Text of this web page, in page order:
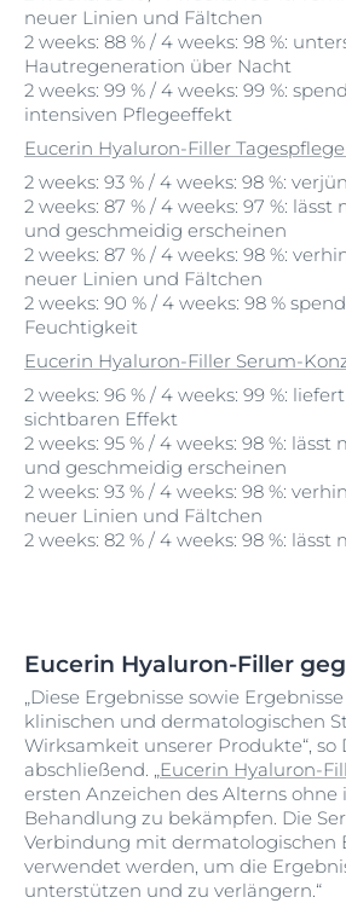
neuer Linien und Fältchen
2 weeks: 88 % / 4 weeks: 98 %:
Hautregeneration über Nacht
2 weeks: 99 % / 4 weeks: 99 %:
intensiven Pflegeeffekt
Eucerin Hyaluron-Filler Tagespflege
2 weeks: 93 % / 4 weeks: 98 %:
2 weeks: 87 % / 4 weeks: 97 %:
und geschmeidig erscheinen
2 weeks: 87 % / 4 weeks: 98 %:
neuer Linien und Fältchen
2 weeks: 90 % / 4 weeks: 98 %
Feuchtigkeit
Eucerin Hyaluron-Filler Serum-
2 weeks: 96 % / 4 weeks: 99 %:
sichtbaren Effekt
2 weeks: 95 % / 4 weeks: 98 %:
und geschmeidig erscheinen
2 weeks: 93 % / 4 weeks: 98 %:
neuer Linien und Fältchen
2 weeks: 82 % / 4 weeks: 98 %:
Eucerin Hyaluron-Filler
„Diese Ergebnisse sowie
klinischen und dermatologischen
Wirksamkeit unserer Produkte“, so
abschließend. „Eucerin Hyaluron-
ersten Anzeichen des Alterns ohne
Behandlung zu bekämpfen. Die
Verbindung mit dermatologischen
verwendet werden, um die
unterstützen und zu verlängern.“